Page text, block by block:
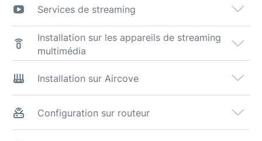
Services de streaming
Installation sur les appareils de streaming
multimédia
Installation sur Aircove
Configuration sur routeur